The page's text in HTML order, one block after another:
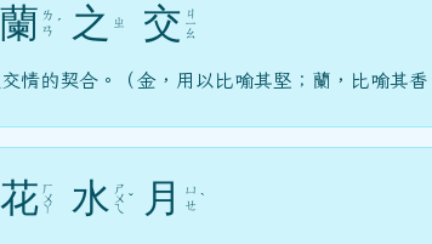
蘭 ㄌ
ㄢ ˊ 之 ㄓ 交 ㄐ
ㄧ
ㄠ
情的契合。（金，用以比喻其堅；蘭，比喻其
花 ㄏ
ㄨ
ㄚ 水 ㄕ
ㄨ
ㄟ
ˇ 月
ㄩ
ㄝ ˋ